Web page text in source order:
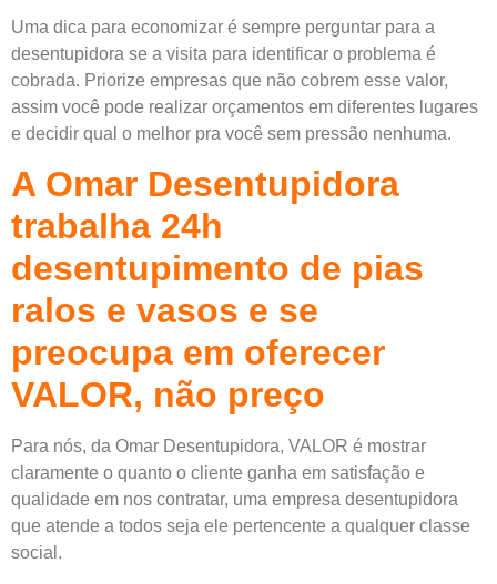
Uma dica para economizar é sempre perguntar para a
desentupidora se a visita para identificar o problema é
cobrada. Priorize empresas que não cobrem esse valor,
assim você pode realizar orçamentos em diferentes lugares
e decidir qual o melhor pra você sem pressão nenhuma.
A Omar Desentupidora
trabalha 24h
desentupimento de pias
ralos e vasos e se
preocupa em oferecer
VALOR, não preço
Para nós, da Omar Desentupidora, VALOR é mostrar
claramente o quanto o cliente ganha em satisfação e
qualidade em nos contratar, uma empresa desentupidora
que atende a todos seja ele pertencente a qualquer classe
social.